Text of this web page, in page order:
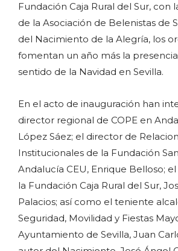
Fundación Caja Rural del Sur, con
de la Asociación de Belenistas de
del Nacimiento de la Alegría, los
fomentan un año más la
sentido de la Navidad en Sevilla.
En el acto de inauguración han
director regional de COPE en
López Sáez; el director de
Institucionales de la Fundación
Andalucía CEU, Enrique Belloso;
la Fundación Caja Rural del Sur,
Palacios; así como el teniente
Seguridad, Movilidad y Fiestas
Ayuntamiento de Sevilla, Juan